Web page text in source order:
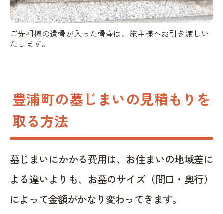
ご先祖様の遺骨が入った骨壷は、施主様へお引き渡しい
たします。
豊浦町の墓じまいの見積もりを
取る方法
墓じまいにかかる費用は、お住まいの地域差に
よる違いよりも、お墓のサイズ（間口・奥行）
によって金額がかなり変わってきます。